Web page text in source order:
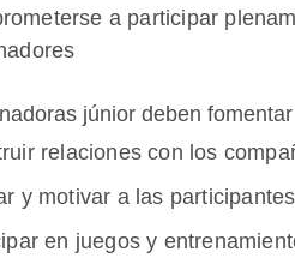
a participar
júnior deben
relaciones con los
y motivar a las participantes
en juegos y